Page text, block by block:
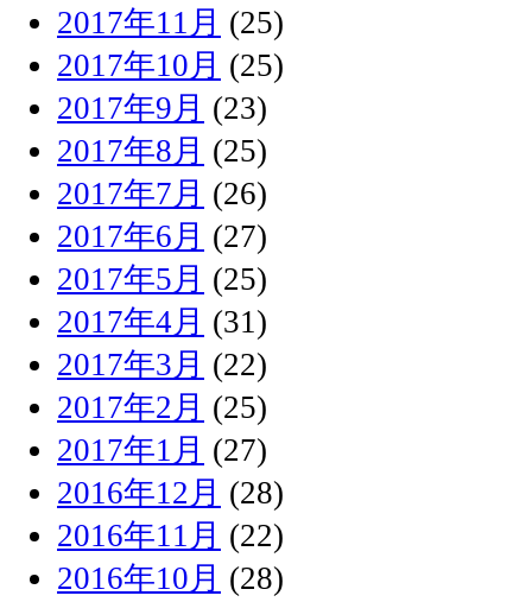
2017年11月 (25)
2017年10月 (25)
2017年9月 (23)
2017年8月 (25)
2017年7月 (26)
2017年6月 (27)
2017年5月 (25)
2017年4月 (31)
2017年3月 (22)
2017年2月 (25)
2017年1月 (27)
2016年12月 (28)
2016年11月 (22)
2016年10月 (28)